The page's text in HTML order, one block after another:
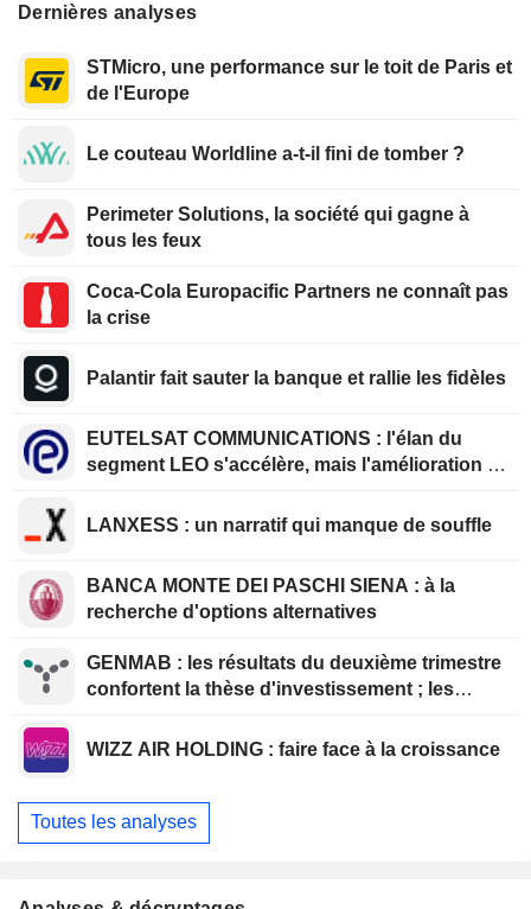
Dernières analyses
STMicro, une performance sur le toit de Paris et
de l'Europe
Le couteau Worldline a-t-il fini de tomber ?
Perimeter Solutions, la société qui gagne à
tous les feux
Coca-Cola Europacific Partners ne connaît pas
la crise
Palantir fait sauter la banque et rallie les fidèles
EUTELSAT COMMUNICATIONS : l'élan du
segment LEO s'accélère, mais l'amélioration de
LANXESS : un narratif qui manque de souffle
BANCA MONTE DEI PASCHI SIENA : à la
recherche d'options alternatives
GENMAB : les résultats du deuxième trimestre
confortent la thèse d'investissement ; les
WIZZ AIR HOLDING : faire face à la croissance
Toutes les analyses